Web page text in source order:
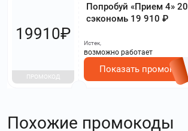
Попробуй «Прием 4»
сэкономь 19 910 ₽
19910₽
ПРОМОКОД
Истек,
возможно работает
Показать промокод
Похожие промокоды